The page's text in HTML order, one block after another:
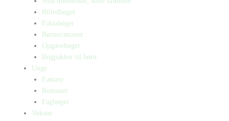
Billedbøger
Faktabøger
Børneromaner
Opgavebøger
Bogpakker til børn
Unge
Fantasy
Romaner
Fagbøger
Voksne